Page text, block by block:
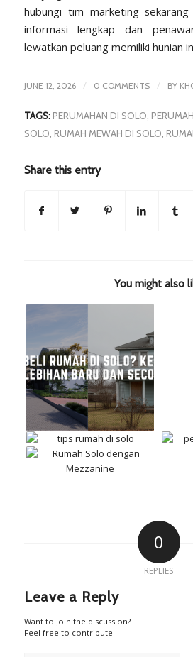
hubungi tim marketing
informasi lengkap dan
lewatkan peluang memiliki hunian
JUNE 12, 2026 / 0 COMMENTS / BY
TAGS: PERUMAHAN DI SOLO,
SOLO, RUMAH MEWAH DI SOLO,
Share this entry
You might also
0
REPLIES
Leave a Reply
Want to join the discussion?
Feel free to contribute!